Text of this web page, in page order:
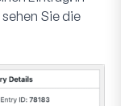
Sie die